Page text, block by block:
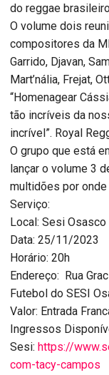
do reggae
O volume dois
compositores da
Garrido, Djavan,
Mart’nália, Frejat,
“Homenagear
tão incríveis da
incrível”. Royal
O grupo que está
lançar o volume 3
multidões por onde
Serviço:
Local: Sesi Osasco
Data: 25/11/2023
Horário: 20h
Endereço:
Rua
Futebol do SESI
Valor: Entrada
Ingressos
Sesi: https://
com-tacy-campos